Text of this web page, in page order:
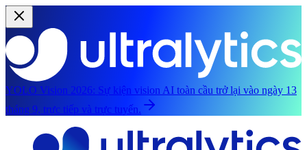
YOLO Vision 2026: Sự kiện vision AI toàn cầu trở lại vào ngày 13
tháng 9, trực tiếp và trực tuyến.